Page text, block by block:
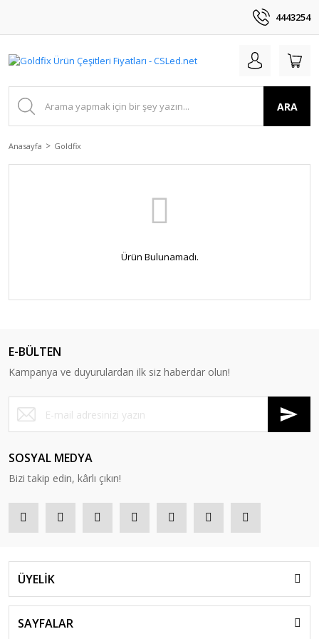
4443254
ARA
Anasayfa Goldfix
Ürün Bulunamadı.
E-BÜLTEN
Kampanya ve duyurulardan ilk siz haberdar olun!
SOSYAL MEDYA
Bizi takip edin, kârlı çıkın!
ÜYELİK
SAYFALAR